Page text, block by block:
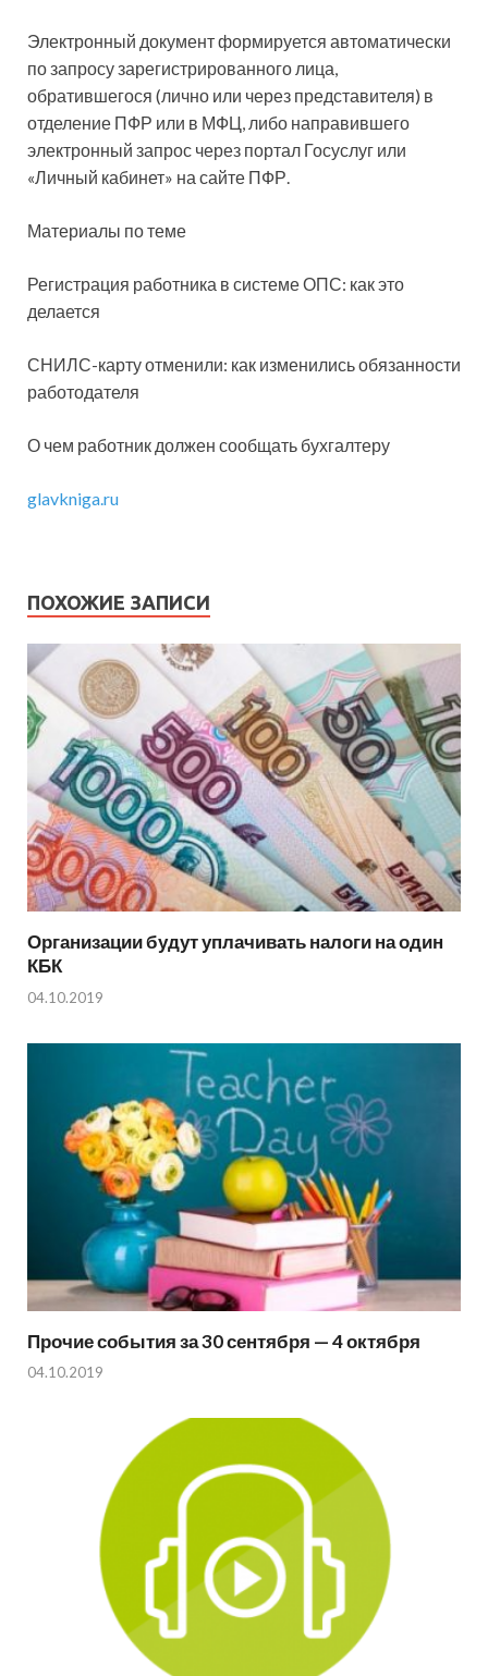
Электронный документ формируется автоматически
по запросу зарегистрированного лица,
обратившегося (лично или через представителя) в
отделение ПФР или в МФЦ, либо направившего
электронный запрос через портал Госуслуг или
«Личный кабинет» на сайте ПФР.
Материалы по теме
Регистрация работника в системе ОПС: как это
делается
СНИЛС-карту отменили: как изменились обязанности
работодателя
О чем работник должен сообщать бухгалтеру
glavkniga.ru
ПОХОЖИЕ ЗАПИСИ
Организации будут уплачивать налоги на один
КБК
04.10.2019
Прочие события за 30 сентября — 4 октября
04.10.2019